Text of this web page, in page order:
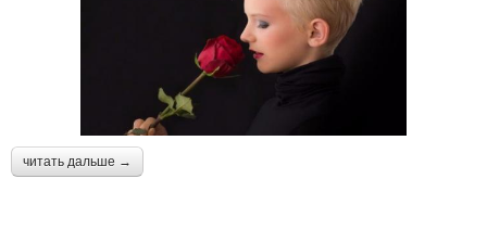
читать дальше →